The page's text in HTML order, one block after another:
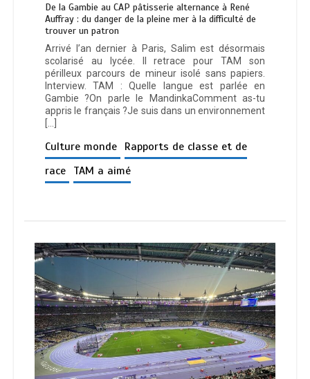
De la Gambie au CAP pâtisserie alternance à René
Auffray : du danger de la pleine mer à la difficulté de
trouver un patron
Arrivé l’an dernier à Paris, Salim est désormais
scolarisé au lycée. Il retrace pour TAM son
périlleux parcours de mineur isolé sans papiers.
Interview. TAM : Quelle langue est parlée en
Gambie ?On parle le MandinkaComment as-tu
appris le français ?Je suis dans un environnement
[…]
Culture monde Rapports de classe et de
race TAM a aimé